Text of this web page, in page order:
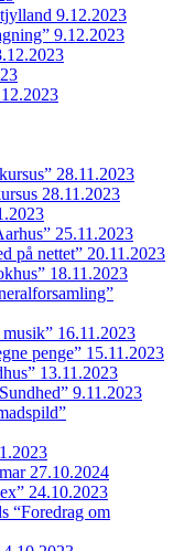
9.12.2023
9.12.2023
28.11.2023
28.11.2023
25.11.2023
på nettet” 20.11.2023
18.11.2023
16.11.2023
penge” 15.11.2023
13.11.2023
9.11.2023
27.10.2024
24.10.2023
“Foredrag om